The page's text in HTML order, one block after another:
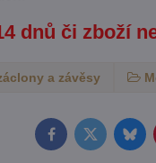
dnů či zboží
a závěsy
FacebookTwitter